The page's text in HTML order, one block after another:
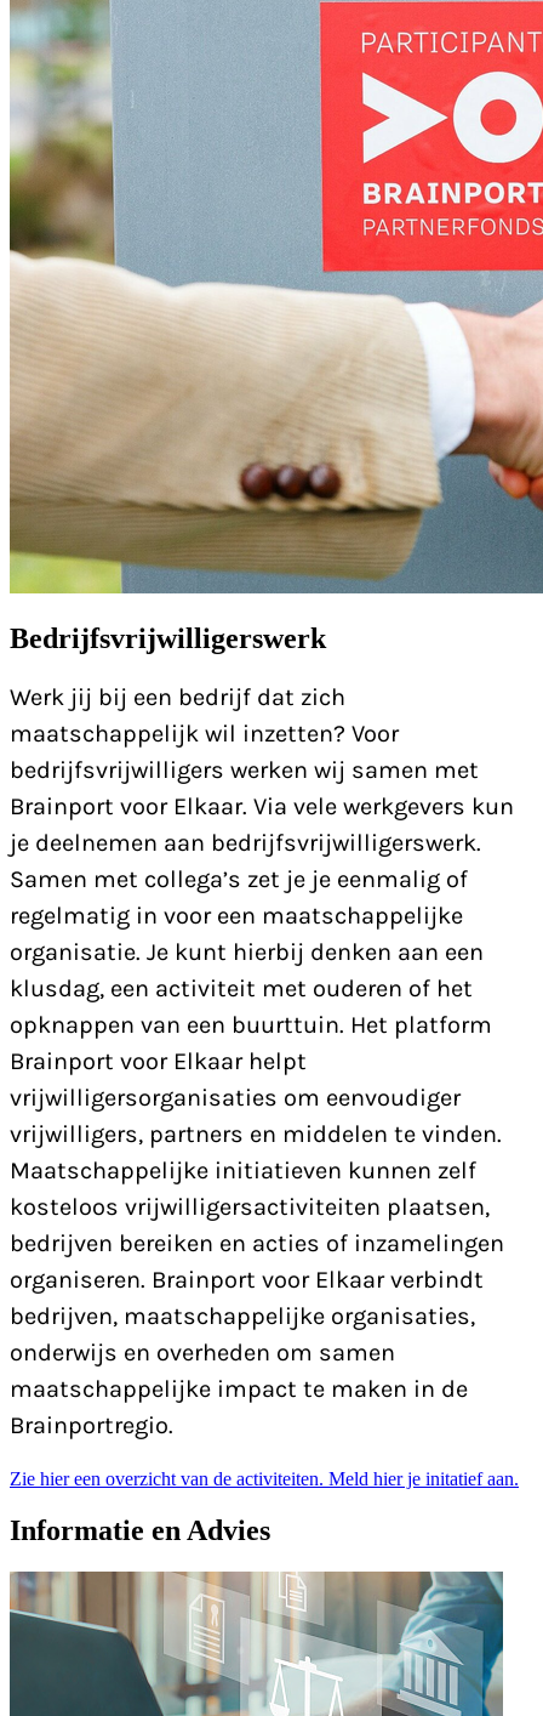
Bedrijfsvrijwilligerswerk
Werk jij bij een bedrijf dat zich
maatschappelijk wil inzetten? Voor
bedrijfsvrijwilligers werken wij samen met
Brainport voor Elkaar. Via vele werkgevers kun
je deelnemen aan bedrijfsvrijwilligerswerk.
Samen met collega’s zet je je eenmalig of
regelmatig in voor een maatschappelijke
organisatie. Je kunt hierbij denken aan een
klusdag, een activiteit met ouderen of het
opknappen van een buurttuin. Het platform
Brainport voor Elkaar helpt
vrijwilligersorganisaties om eenvoudiger
vrijwilligers, partners en middelen te vinden.
Maatschappelijke initiatieven kunnen zelf
kosteloos vrijwilligersactiviteiten plaatsen,
bedrijven bereiken en acties of inzamelingen
organiseren. Brainport voor Elkaar verbindt
bedrijven, maatschappelijke organisaties,
onderwijs en overheden om samen
maatschappelijke impact te maken in de
Brainportregio.
Zie hier een overzicht van de activiteiten. Meld hier je initatief aan.
Informatie en Advies